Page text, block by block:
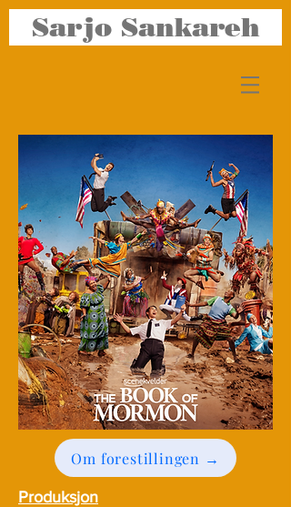
Sarjo Sankareh
Om forestillingen →
Produksjon